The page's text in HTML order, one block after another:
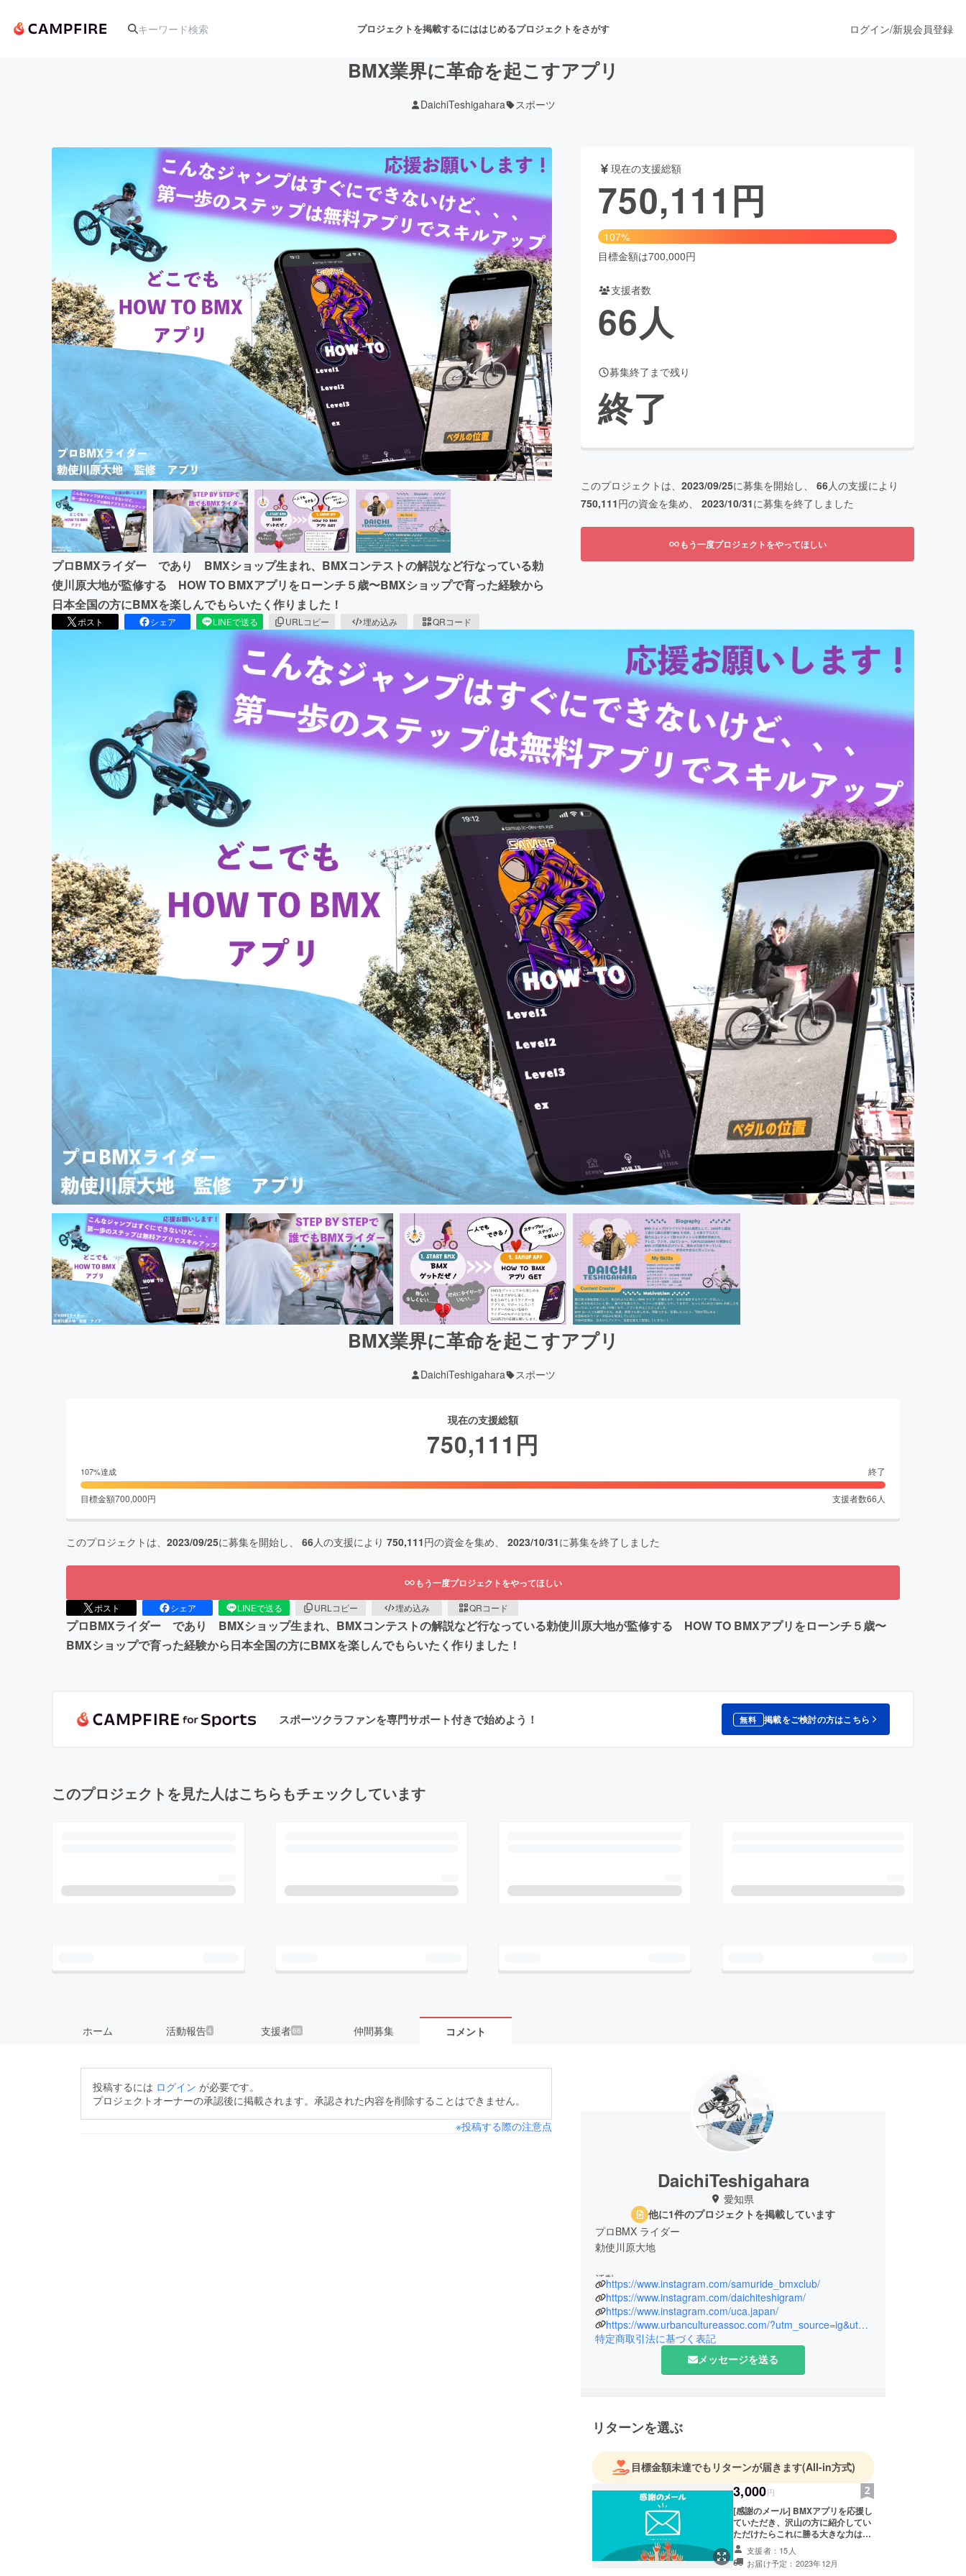
プロジェクトを掲載するにははじめるプロジェクトをさがす
アート・写真 音楽 舞台・パフォーマンス
テクノロジー・ガジェット ゲーム・サービス開発 ファッション
映像・映画 書籍・雑誌出版 アニメ・漫画
チャレンジ ビューティー・ヘルスケア
まちづくり・地域活性化
CAMPFIRE for Social GoodCAMPFIRE Creation
CAMPFIREふるさと納税machi-ya コミュニティ
ログイン/新規会員登録
BMX業界に革命を起こすアプリ
DaichiTeshigahara スポーツ
プロBMXライダー であり BMXショップ生まれ、BMXコンテストの解説など行なっている勅
使川原大地が監修する HOW TO BMXアプリをローンチ５歳〜BMXショップで育った経験から
日本全国の方にBMXを楽しんでもらいたく作りました！
ポスト シェア LINEで送る URLコピー 埋め込み QRコード
現在の支援総額
750,111 円
107%
目標金額は700,000円
支援者数
66人
募集終了まで残り
終了
このプロジェクトは、 2023/09/25に募集を開始し、 66人の支援により
750,111円の資金を集め、 2023/10/31に募集を終了しました
もう一度プロジェクトをやってほしい
BMX業界に革命を起こすアプリ
DaichiTeshigahara スポーツ
現在の支援総額
750,111 円
107%達成 終了
目標金額700,000円 支援者数66 人
このプロジェクトは、 2023/09/25に募集を開始し、 66人の支援により 750,111円の資金を集め、 2023/10/31に募集を終了しました
もう一度プロジェクトをやってほしい
ポスト シェア LINEで送る URLコピー 埋め込み QRコード
プロBMXライダー であり BMXショップ生まれ、BMXコンテストの解説など行なっている勅使川原大地が監修する HOW TO BMXアプリをローンチ５歳〜
BMXショップで育った経験から日本全国の方にBMXを楽しんでもらいたく作りました！
スポーツクラファンを専門サポート付きで始めよう！ 無料 掲載をご検討の方はこちら
このプロジェクトを見た人はこちらもチェックしています
ホーム 活動報告4 支援者66 仲間募集 コメント
投稿するには ログイン が必要です。
プロジェクトオーナーの承認後に掲載されます。承認された内容を削除することはできません。
※投稿する際の注意点
DaichiTeshigahara
愛知県
他に1件のプロジェクトを掲載しています
プロBMX ライダー
勅使川原大地
活動
選手として活動しながら、BMX の楽しさを広めるため
スクール、体験会、ショーを行いながら
フィールドを広げる活動をしている
・JAPAN CUP 日テレ CS BS 生配信 BMX解説
・オールスター感謝祭 ２回出演
・メーテレ ドデスカ 愛知県でアーバンスポーツを頑張っ
ている選手として出演
・欽ちゃんの仮装大賞 ファンタジー賞 視聴者賞 受賞
・世界最強の勇者達 スタジオで人間とび
・CBCニュースドキュメンタリー特集
・小学館 小学五年生［エクストリームスポーツをやってい
る少年として掲載］
etc...
https://www.instagram.com/samuride_bmxclub/
https://www.instagram.com/daichiteshigram/
https://www.instagram.com/uca.japan/
https://www.urbancultureassoc.com/?utm_source=ig&utm_medium=social&utm_content=link_in_bio&fbclid=PAZXh0bgNhZW0CMTEAc3J0YwZhcHBfaWQPOTM2NjE5NzQzMzkyNDU5AAGnnyNL7-sZd6a82PoqNun64ZmSOT0ZaErcnNknfEXGqrOglUlH_3IoadpzT0I_aem_r42-3yX5oIWZzxFUhXrUfg
特定商取引法に基づく表記
メッセージを送る
リターンを選ぶ
目標金額未達でもリターンが届きます(All-in方式)
3,000円
[感謝のメール] BMXアプリを応援し
ていただき、沢山の方に紹介してい
ただけたらこれに勝る大きな力はあ
りません。 みなさまどうか応援お願
いいたします。
支援者：15人
お届け予定：2023年12月